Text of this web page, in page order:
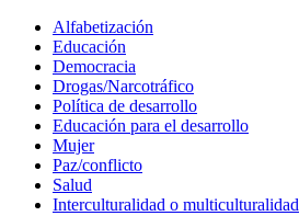
Alfabetización
Educación
Democracia
Drogas/Narcotráfico
Política de desarrollo
Educación para el desarrollo
Mujer
Paz/conflicto
Salud
Interculturalidad o multiculturalidad